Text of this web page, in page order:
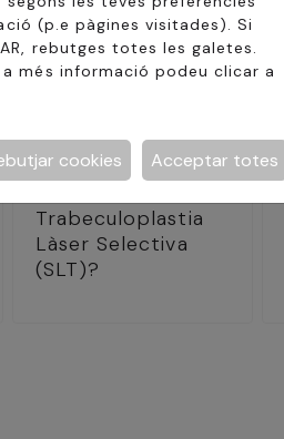
Làser SLT
Trabeculoplastia
Làser Selectiva
(SLT)?
(p.e pàgines visitades). Si
rebutges totes les galetes.
a més informació podeu clicar a
Acceptar totes
cookies